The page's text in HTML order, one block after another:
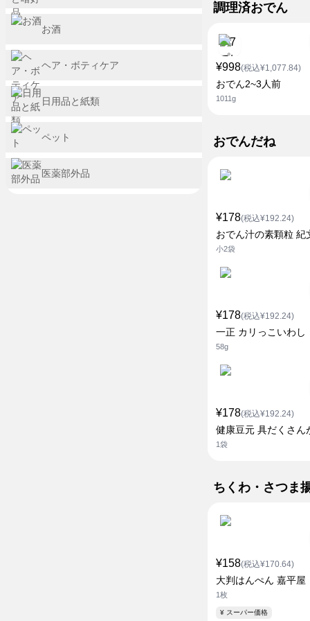
調理済おでん
¥998(税込¥1,077.84)
おでん2~3人前
1011g
おでんだね
¥178(税込¥192.24)
おでん汁の素顆粒 紀
小2袋
¥178(税込¥192.24)
一正 カリっこいわし
58g
¥178(税込¥192.24)
健康豆元 具だくさん
1袋
ちくわ・さつ
¥158(税込¥170.64)
大判はんぺん 嘉平屋
1枚
¥ スーパー価格
お酒
ヘア・ボティケア
日用品と紙類
ペット
医薬部外品